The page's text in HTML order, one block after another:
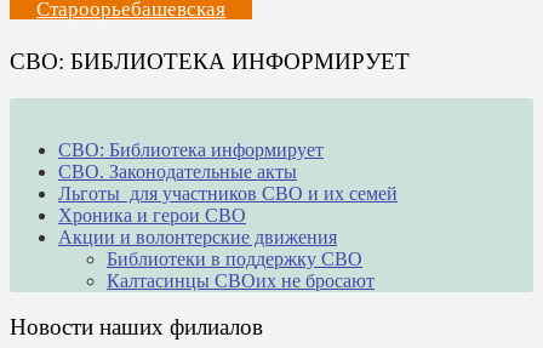
Староорьебашевская
СВО: БИБЛИОТЕКА ИНФОРМИРУЕТ
СВО: Библиотека информирует
СВО. Законодательные акты
Льготы для участников СВО и их семей
Хроника и герои СВО
Акции и волонтерские движения
Библиотеки в поддержку СВО
Калтасинцы СВОих не бросают
Новости наших филиалов